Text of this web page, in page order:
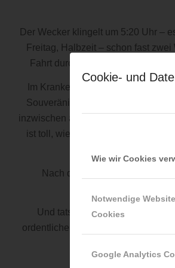
Cookie- und
Wie wir Cookies
Notwendige Website
Cookies
Google Analytics
Der Wecker klingelt um 5:20 Uhr –
Freitag, Halbzeit – schon fast
Fahrt durch den Mondschein
Im Krankenhaus Zwiesel
Souveränität beeindrucken mich
inzwischen abnehmen kann. Auch
ist toll, wie viel Verantwortung ich
Nach der Arbeit geht es
Und tatsächlich – alle Häuser
ordentlichen Feier. Es tut richtig